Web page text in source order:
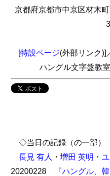
京都府京都市中京区材木
[特設ページ(外部リンク)]
ハングル文字盤教
◇当日の記録（の一部）
長見 有人
・増田 英明 ・
20200228
『ハングル、